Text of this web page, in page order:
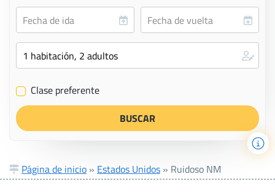
✔ Clase preferente
Página de inicio » Estados Unidos » Ruidoso NM